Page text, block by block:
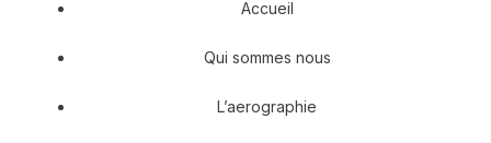
Accueil
Qui sommes nous
L’aerographie